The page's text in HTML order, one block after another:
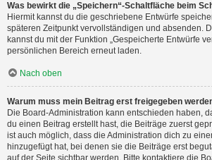
Was bewirkt die „Speichern“-Schaltfläche beim
Hiermit kannst du die geschriebene Entwürfe
späteren Zeitpunkt vervollständigen und absenden.
kannst du mit der Funktion „Gespeicherte Entwürfe
persönlichen Bereich erneut laden.
Nach oben
Warum muss mein Beitrag erst freigegeben
Die Board-Administration kann entschieden haben,
du einen Beitrag erstellt hast, die Beiträge zuerst
ist auch möglich, dass die Administration dich zu
hinzugefügt hat, bei denen sie die Beiträge erst
auf der Seite sichtbar werden. Bitte kontaktiere die